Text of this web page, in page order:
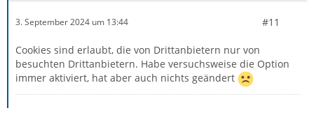
3. September 2024 um 13:44 #11
Cookies sind erlaubt, die von Drittanbietern nur von
besuchten Drittanbietern. Habe versuchsweise die Option
immer aktiviert, hat aber auch nichts geändert